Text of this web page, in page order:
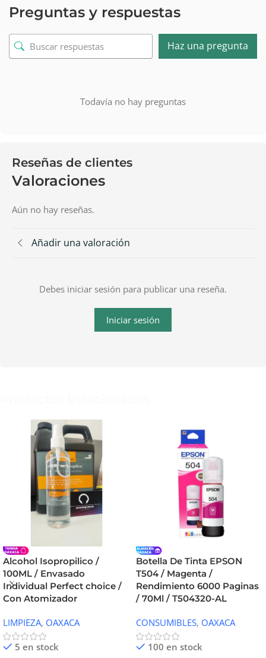
Preguntas y respuestas
Haz una pregunta
Todavía no hay preguntas
Reseñas de clientes
Valoraciones
Aún no hay reseñas.
Añadir una valoración
Debes iniciar sesión para publicar una reseña.
Iniciar sesión
Alcohol Isopropilico /
100ML / Envasado
Individual Perfect choice /
Con Atomizador
LIMPIEZA, OAXACA
5 en stock
Botella De Tinta EPSON
T504 / Magenta /
Rendimiento 6000 Paginas
/ 70Ml / T504320-AL
CONSUMIBLES, OAXACA
100 en stock